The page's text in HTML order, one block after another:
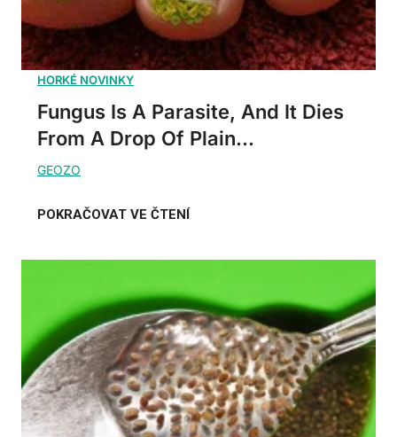
Fungus Is A Parasite, And It Dies
From A Drop Of Plain...